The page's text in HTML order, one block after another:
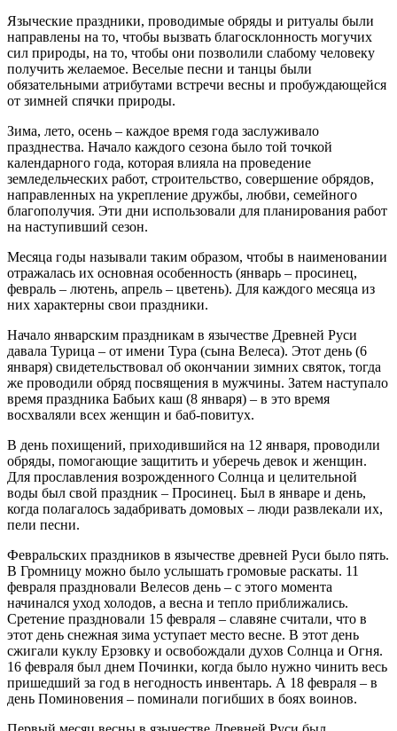
Языческие праздники, проводимые обряды и ритуалы были
направлены на то, чтобы вызвать благосклонность могучих
сил природы, на то, чтобы они позволили слабому человеку
получить желаемое. Веселые песни и танцы были
обязательными атрибутами встречи весны и пробуждающейся
от зимней спячки природы.
Зима, лето, осень – каждое время года заслуживало
празднества. Начало каждого сезона было той точкой
календарного года, которая влияла на проведение
земледельческих работ, строительство, совершение обрядов,
направленных на укрепление дружбы, любви, семейного
благополучия. Эти дни использовали для планирования работ
на наступивший сезон.
Месяца годы называли таким образом, чтобы в наименовании
отражалась их основная особенность (январь – просинец,
февраль – лютень, апрель – цветень). Для каждого месяца из
них характерны свои праздники.
Начало январским праздникам в язычестве Древней Руси
давала Турица – от имени Тура (сына Велеса). Этот день (6
января) свидетельствовал об окончании зимних святок, тогда
же проводили обряд посвящения в мужчины. Затем наступало
время праздника Бабьих каш (8 января) – в это время
восхваляли всех женщин и баб-повитух.
В день похищений, приходившийся на 12 января, проводили
обряды, помогающие защитить и уберечь девок и женщин.
Для прославления возрожденного Солнца и целительной
воды был свой праздник – Просинец. Был в январе и день,
когда полагалось задабривать домовых – люди развлекали их,
пели песни.
Февральских праздников в язычестве древней Руси было пять.
В Громницу можно было услышать громовые раскаты. 11
февраля праздновали Велесов день – с этого момента
начинался уход холодов, а весна и тепло приближались.
Сретение праздновали 15 февраля – славяне считали, что в
этот день снежная зима уступает место весне. В этот день
сжигали куклу Ерзовку и освобождали духов Солнца и Огня.
16 февраля был днем Починки, когда было нужно чинить весь
пришедший за год в негодность инвентарь. А 18 февраля – в
день Поминовения – поминали погибших в боях воинов.